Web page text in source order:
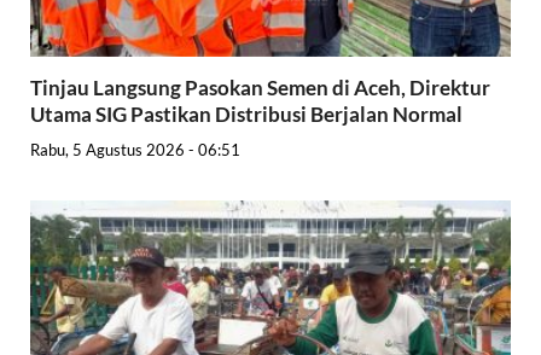
Tinjau Langsung Pasokan Semen di Aceh, Direktur
Utama SIG Pastikan Distribusi Berjalan Normal
Rabu, 5 Agustus 2026 - 06:51